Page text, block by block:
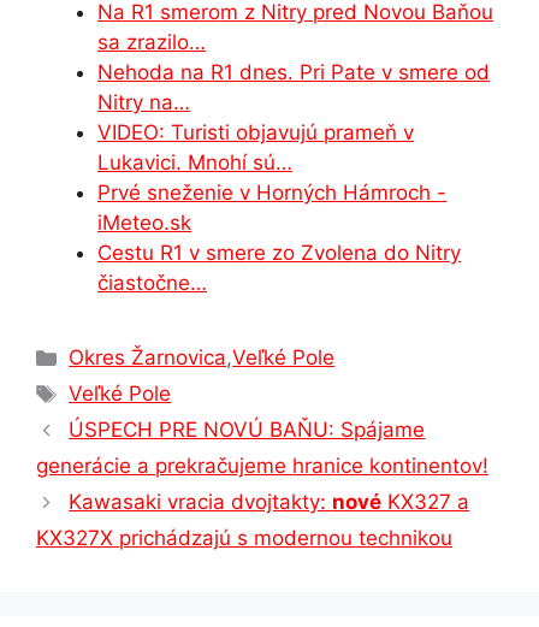
o
o
k
n
g
er
p
p
n m
Na R1 smerom z Nitry pred Novou Baňou
sa zrazilo…
Nehoda na R1 dnes. Pri Pate v smere od
Nitry na…
VIDEO: Turisti objavujú prameň v
Lukavici. Mnohí sú…
Prvé sneženie v Horných Hámroch -
iMeteo.sk
Cestu R1 v smere zo Zvolena do Nitry
čiastočne…
Kategórie
Okres Žarnovica,Veľké Pole
Značky
Veľké Pole
ÚSPECH PRE NOVÚ BAŇU: Spájame
generácie a prekračujeme hranice kontinentov!
Kawasaki vracia dvojtakty: nové KX327 a
KX327X prichádzajú s modernou technikou